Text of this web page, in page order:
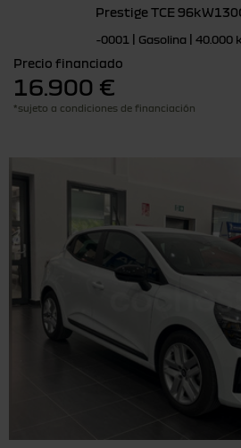
Prestige TCE
-0001 | Gasolina | 40.000
Precio financiado
16.900 €
*sujeto a condiciones de financiación